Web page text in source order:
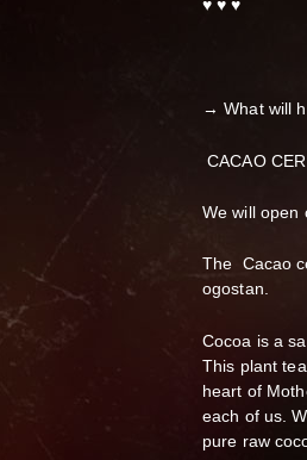
♥ ♥ ♥
→ What will
CACAO
We will open
The Cacao
ogostan.
Cocoa is a
This plant
heart of
each of us.
pure raw